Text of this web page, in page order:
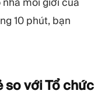
10 phút, bạn
so với Tổchức